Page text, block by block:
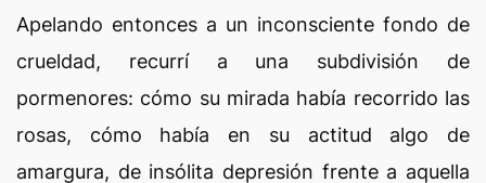
Apelando entonces a un inconsciente fondo de
crueldad, recurrí a una subdivisión de
pormenores: cómo su mirada había recorrido las
rosas, cómo había en su actitud algo de
amargura, de insólita depresión frente a aquella